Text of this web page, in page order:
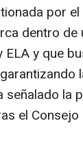
por
dentro
y que
señalado la
el